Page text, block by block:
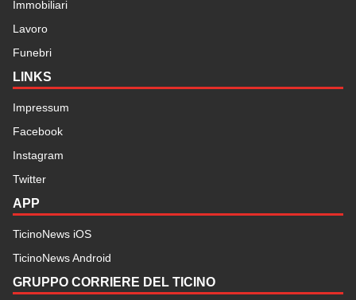
Immobiliari
Lavoro
Funebri
LINKS
Impressum
Facebook
Instagram
Twitter
APP
TicinoNews iOS
TicinoNews Android
GRUPPO CORRIERE DEL TICINO